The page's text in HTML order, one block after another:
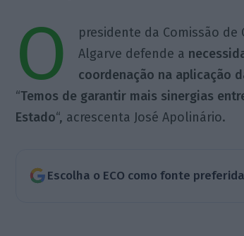
O
presidente da Comissão
Algarve defende a
coordenação na aplicação
“Temos de garantir mais sinergias
Estado“, acrescenta José Apolinário.
Escolha o ECO como fonte